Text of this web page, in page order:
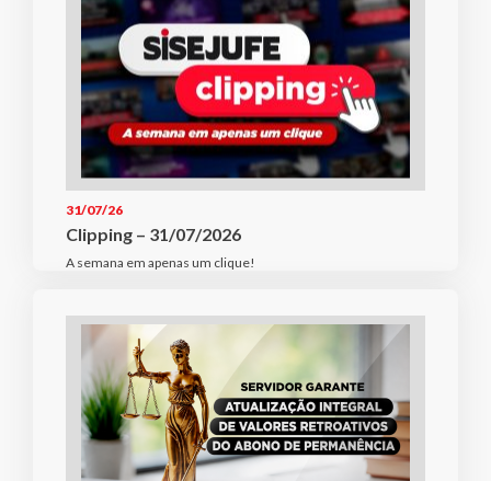
31/07/26
Clipping – 31/07/2026
A semana em apenas um clique!